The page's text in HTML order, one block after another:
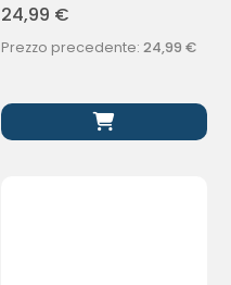
24,99 €
Prezzo precedente: 24,99 €